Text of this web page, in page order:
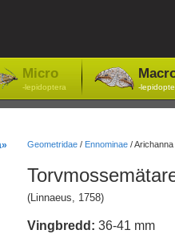
Micro
-lepidoptera -
Geometridae/ Ennominae/
(Linnaeus, 1758)
Vingbredd: 36-41 mm